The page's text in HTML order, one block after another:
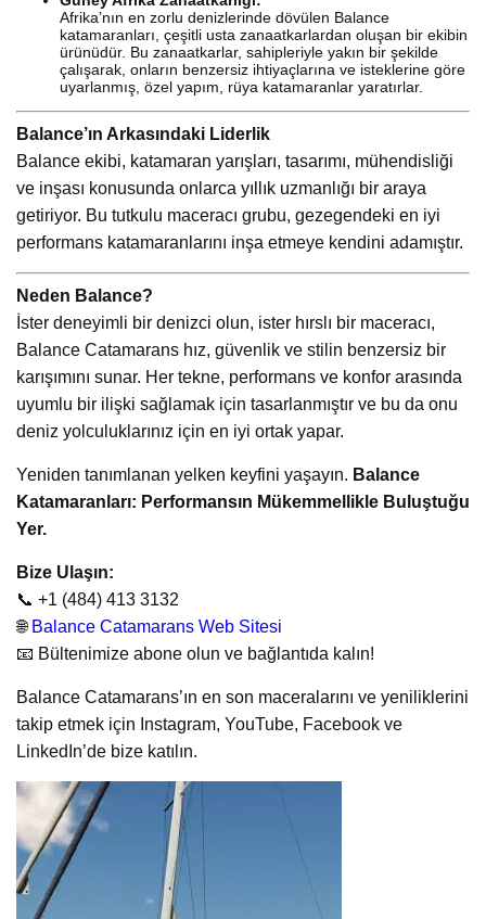
Afrika’nın en zorlu denizlerinde dövülen Balance
katamaranları, çeşitli usta zanaatkarlardan oluşan bir ekibin
ürünüdür. Bu zanaatkarlar, sahipleriyle yakın bir şekilde
çalışarak, onların benzersiz ihtiyaçlarına ve isteklerine göre
uyarlanmış, özel yapım, rüya katamaranlar yaratırlar.
Balance’ın Arkasındaki Liderlik
Balance ekibi, katamaran yarışları, tasarımı, mühendisliği
ve inşası konusunda onlarca yıllık uzmanlığı bir araya
getiriyor. Bu tutkulu maceracı grubu, gezegendeki en iyi
performans katamaranlarını inşa etmeye kendini adamıştır.
Neden Balance?
İster deneyimli bir denizci olun, ister hırslı bir maceracı,
Balance Catamarans hız, güvenlik ve stilin benzersiz bir
karışımını sunar. Her tekne, performans ve konfor arasında
uyumlu bir ilişki sağlamak için tasarlanmıştır ve bu da onu
deniz yolculuklarınız için en iyi ortak yapar.
Yeniden tanımlanan yelken keyfini yaşayın. Balance
Katamaranları: Performansın Mükemmellikle Buluştuğu
Yer.
Bize Ulaşın:
📞 +1 (484) 413 3132
🌐 Balance Catamarans Web Sitesi
📧 Bültenimize abone olun ve bağlantıda kalın!
Balance Catamarans’ın en son maceralarını ve yeniliklerini
takip etmek için Instagram, YouTube, Facebook ve
LinkedIn’de bize katılın.